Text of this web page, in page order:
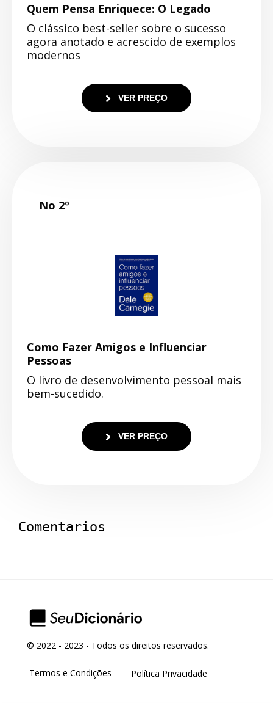
Quem Pensa Enriquece: O Legado
O clássico best-seller sobre o sucesso
agora anotado e acrescido de exemplos
modernos
VER PREÇO
No 2º
Como Fazer Amigos e Influenciar
Pessoas
O livro de desenvolvimento pessoal mais
bem-sucedido.
VER PREÇO
Comentarios
© 2022 - 2023 - Todos os direitos reservados.
Termos e Condições Política Privacidade